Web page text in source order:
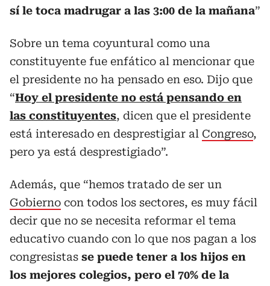
sí le toca madrugar a las 3:00 de la mañana”
Sobre un tema coyuntural como una
constituyente fue enfático al mencionar que
el presidente no ha pensado en eso. Dijo que
“Hoy el presidente no está pensando en
las constituyentes, dicen que el presidente
está interesado en desprestigiar al Congreso,
pero ya está desprestigiado”.
Además, que “hemos tratado de ser un
Gobierno con todos los sectores, es muy fácil
decir que no se necesita reformar el tema
educativo cuando con lo que nos pagan a los
congresistas se puede tener a los hijos en
los mejores colegios, pero el 70% de la